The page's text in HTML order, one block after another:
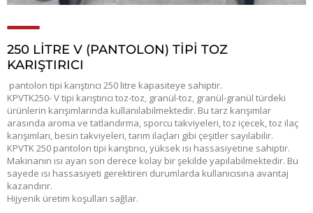
250 LITRE V (PANTOLON) TIPI TOZ
KARIŞTIRICI
pantolon tipi karıştırıcı 250 litre kapasiteye sahiptir.
KPVTK250- V tipi karıştırıcı toz-toz, granül-toz, granül-granül türdeki
ürünlerin karışımlarında kullanılabilmektedir. Bu tarz karışımlar
arasında aroma ve tatlandırma, sporcu takviyeleri, toz içecek, toz ilaç
karışımları, besin takviyeleri, tarım ilaçları gibi çeşitler sayılabilir.
KPVTK 250 pantolon tipi karıştırıcı, yüksek ısı hassasiyetine sahiptir.
Makinanın ısı ayarı son derece kolay bir şekilde yapılabilmektedir. Bu
sayede ısı hassasiyeti gerektiren durumlarda kullanıcısına avantaj
kazandırır.
Hijyenik üretim koşulları sağlar.